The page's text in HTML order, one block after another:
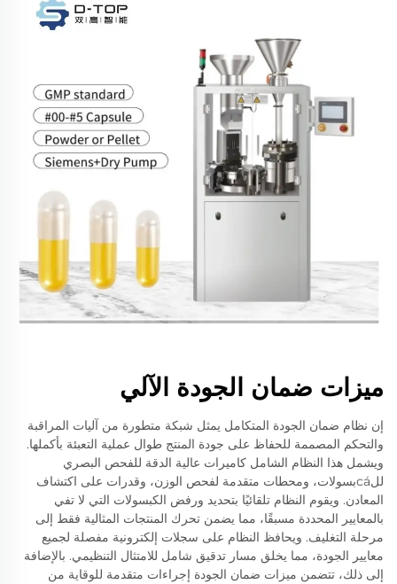
ميزات ضمان الجودة الآلي
إن نظام ضمان الجودة المتكامل يمثل شبكة متطورة من آليات المراقبة
والتحكم المصممة للحفاظ على جودة المنتج طوال عملية التعبئة بأكملها.
ويشمل هذا النظام الشامل كاميرات عالية الدقة للفحص البصري
للcáبسولات، ومحطات متقدمة لفحص الوزن، وقدرات على اكتشاف
المعادن. ويقوم النظام تلقائيًا بتحديد ورفض الكبسولات التي لا تفي
بالمعايير المحددة مسبقًا، مما يضمن تحرك المنتجات المثالية فقط إلى
مرحلة التغليف. ويحافظ النظام على سجلات إلكترونية مفصلة لجميع
معايير الجودة، مما يخلق مسار تدقيق شامل للامتثال التنظيمي. بالإضافة
إلى ذلك، تتضمن ميزات ضمان الجودة إجراءات متقدمة للوقاية من